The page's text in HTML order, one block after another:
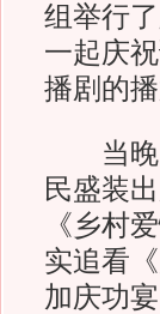
组举行
一起庆
播剧的播
当晚，
民盛装
《乡村
实追看
加庆功宴